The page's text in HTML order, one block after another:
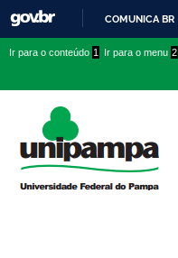
COMUNICA BR
conteúdo
menu
superior
menu
Ir para o conteúdo 1 Ir para o menu 2